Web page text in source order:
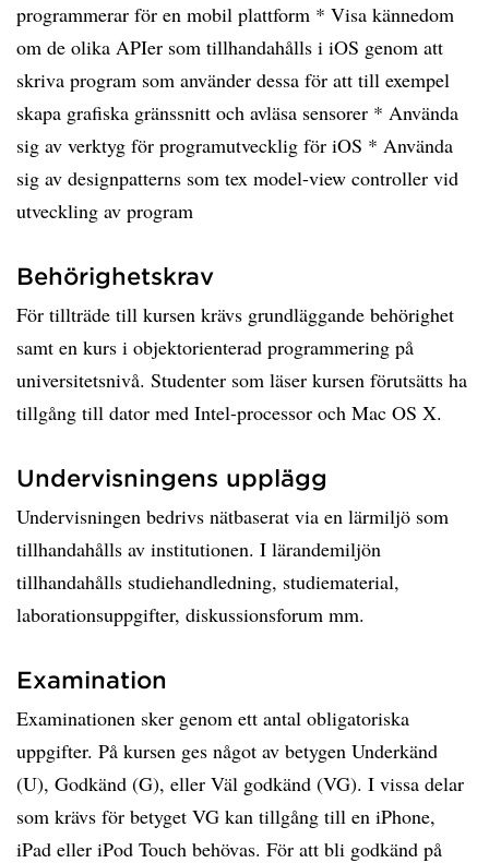
programmerar för en mobil plattform * Visa kännedom
om de olika APIer som tillhandahålls i iOS genom att
skriva program som använder dessa för att till exempel
skapa grafiska gränssnitt och avläsa sensorer * Använda
sig av verktyg för programutvecklig för iOS * Använda
sig av designpatterns som tex model-view controller vid
utveckling av program
Behörighetskrav
För tillträde till kursen krävs grundläggande behörighet
samt en kurs i objektorienterad programmering på
universitetsnivå. Studenter som läser kursen förutsätts ha
tillgång till dator med Intel-processor och Mac OS X.
Undervisningens upplägg
Undervisningen bedrivs nätbaserat via en lärmiljö som
tillhandahålls av institutionen. I lärandemiljön
tillhandahålls studiehandledning, studiematerial,
laborationsuppgifter, diskussionsforum mm.
Examination
Examinationen sker genom ett antal obligatoriska
uppgifter. På kursen ges något av betygen Underkänd
(U), Godkänd (G), eller Väl godkänd (VG). I vissa delar
som krävs för betyget VG kan tillgång till en iPhone,
iPad eller iPod Touch behövas. För att bli godkänd på